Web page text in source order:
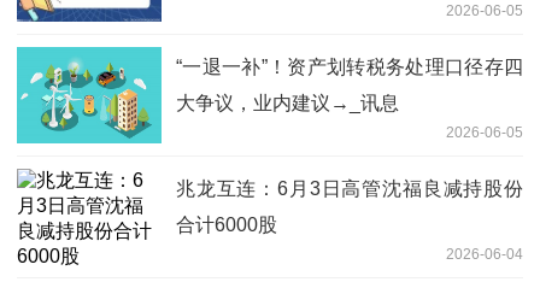
2026-06-05
“一退一补”！资产划转税务处理口径存四
大争议，业内建议→_讯息
2026-06-05
兆龙互连：6月3日高管沈福良减持股份
合计6000股
2026-06-04